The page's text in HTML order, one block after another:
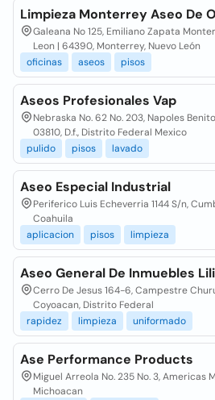
Limpieza Monterrey Aseo De
Galeana No 125, Emiliano Zapata
Leon | 64390, Monterrey, Nuevo León
oficinas
aseos pisos
Aseos Profesionales Vap
Nebraska No. 62 No. 203, Napoles
03810, D.f., Distrito Federal Mexico
pulido
pisos lavado
Aseo Especial Industrial
Periferico Luis Echeverria 1144 S/n,
Coahuila
aplicacion
pisos limpieza
Aseo General De Inmuebles
Cerro De Jesus 164-6, Campestre
Coyoacan, Distrito Federal
rapidez
limpieza uniformado
Ase Performance Products
Miguel Arreola No. 235 No. 3, Americas
Michoacan